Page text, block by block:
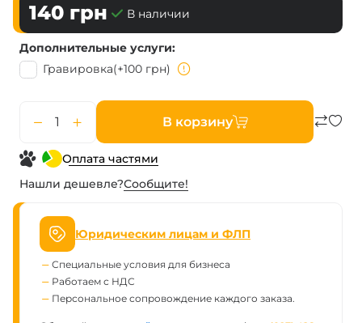
140 грн В наличии
Дополнительные услуги
Гравировка(+100 грн)
В корзину
Оплата частями
Нашли дешевле?Сообщите!
Юридическим лицам и ФЛП
Специальные условия для бизнеса
Работаем с НДС
Персональное сопровождение каждого заказа.